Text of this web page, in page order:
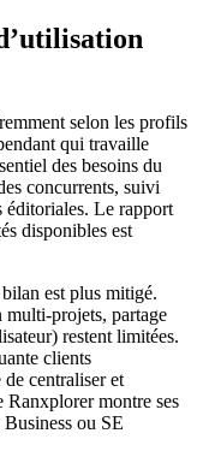
selon les profils
qui travaille
des besoins du
concurrents, suivi
éditoriales. Le rapport
disponibles est
est plus mitigé.
projets, partage
restent limitées.
clients
centraliser et
montre ses
ou SE